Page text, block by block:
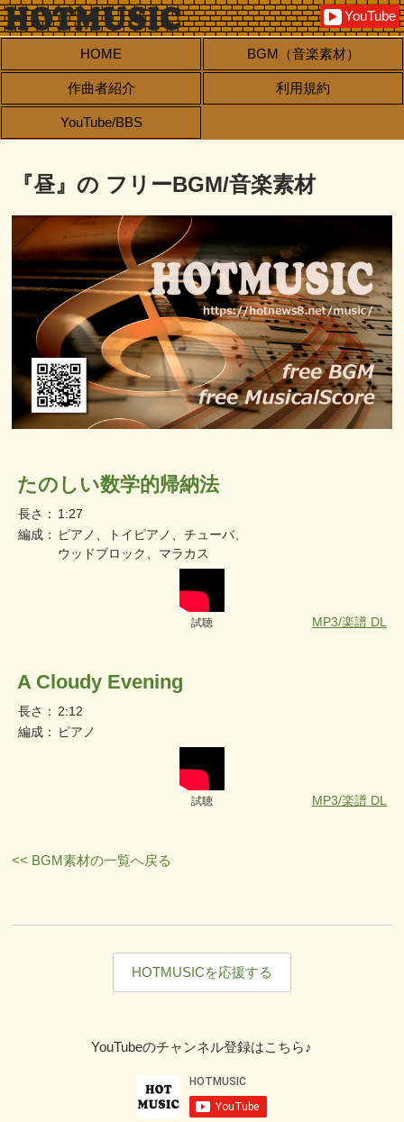
▶ YouTube
HOME BGM（音楽素材）
作曲者紹介 利用規約
YouTube/BBS
『昼』の フリーBGM/音楽素材
たのしい数学的帰納法
長さ： 1:27
編成：
ピアノ、トイピアノ、チューバ、
ウッドブロック、マラカス
MP3/楽譜 DL
試聴
A Cloudy Evening
長さ： 2:12
編成：
ピアノ
MP3/楽譜 DL
試聴
<< BGM素材の一覧へ戻る
HOTMUSICを応援する
YouTubeのチャンネル登録はこちら♪